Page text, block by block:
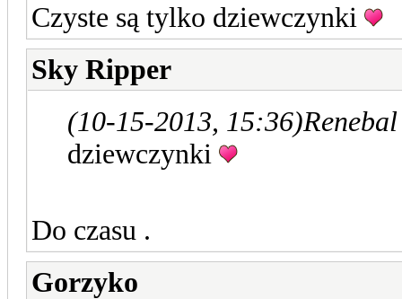
Czyste są tylko dziewczynki
Sky Ripper
(10-15-2013, 15:36)
dziewczynki
Do czasu .
Gorzyko